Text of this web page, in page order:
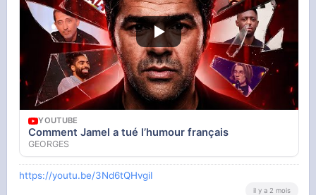
Qui l’eut cru
YOUTUBE
Comment Jamel a tué l’humour français
GEORGES
https://youtu.be/3Nd6tQHvgiI
il y a 2 mois